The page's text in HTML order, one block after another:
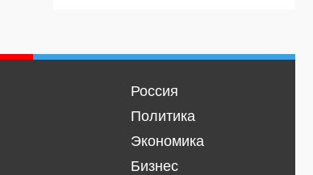
Россия
Политика
Экономика
Бизнес